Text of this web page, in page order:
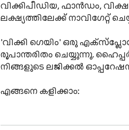
വിക്കിപീഡിയ, ഫാൻഡം,
ലക്ഷ്യത്തിലേക്ക് നാവിഗേറ്റ്
'വിക്കി ഗെയിം' ഒരു
രൂപാന്തരിതം ചെയ്യുന്നു.
നിങ്ങളുടെ ലജിക്കൽ
എങ്ങനെ കളിക്കാം:
- നിങ്ങളുടെ ലക്ഷ്യം